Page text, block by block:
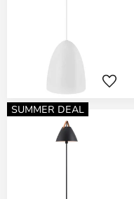
SUMMER DEAL